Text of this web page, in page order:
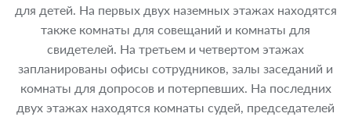
для детей. На первых двух наземных этажах находятся
также комнаты для совещаний и комнаты для
свидетелей. На третьем и четвертом этажах
запланированы офисы сотрудников, залы заседаний и
комнаты для допросов и потерпевших. На последних
двух этажах находятся комнаты судей, председателей